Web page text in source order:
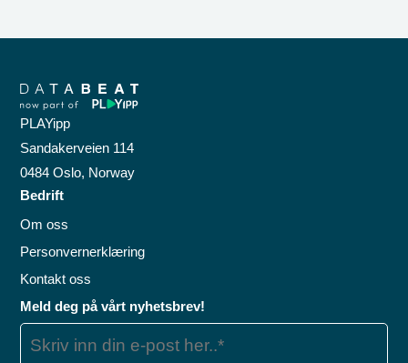
PLAYipp
Sandakerveien 114
0484 Oslo, Norway
Bedrift
Om oss
Personvernerklæring
Kontakt oss
Meld deg på vårt nyhetsbrev!